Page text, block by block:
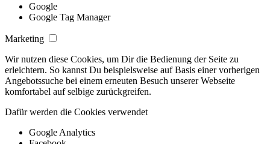
Google
Google Tag Manager
Marketing
Wir nutzen diese Cookies, um Dir die Bedienung der Seite zu
erleichtern. So kannst Du beispielsweise auf Basis einer vorherigen
Angebotssuche bei einem erneuten Besuch unserer Webseite
komfortabel auf selbige zurückgreifen.
Dafür werden die Cookies verwendet
Google Analytics